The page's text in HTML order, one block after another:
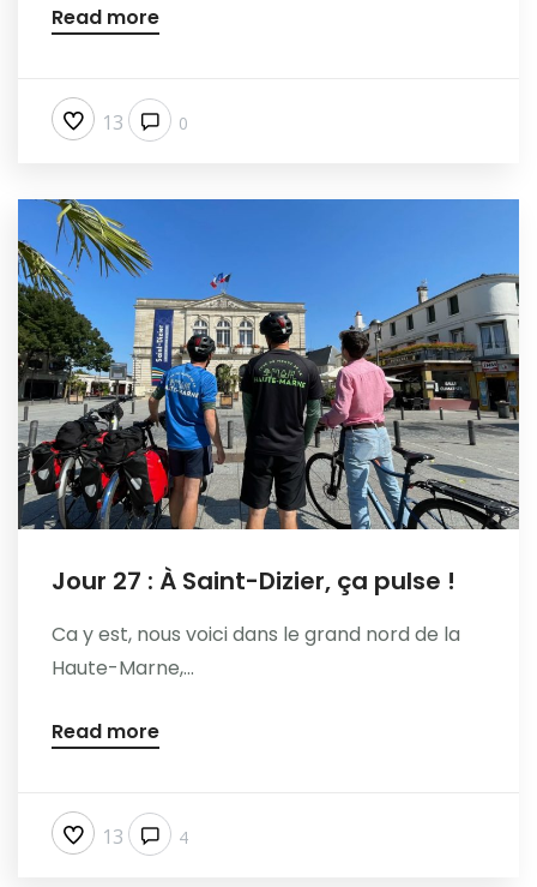
Read more
13 0
Jour 27 : À Saint-Dizier, ça pulse !
Ca y est, nous voici dans le grand nord de la
Haute-Marne,...
Read more
13 4